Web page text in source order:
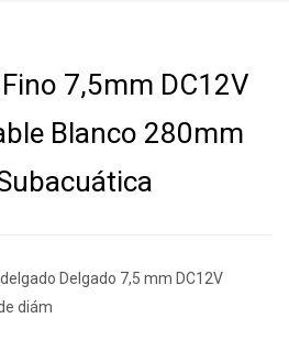
7,5mm DC12V
Blanco 280mm
Delgado 7,5 mm DC12V
diám